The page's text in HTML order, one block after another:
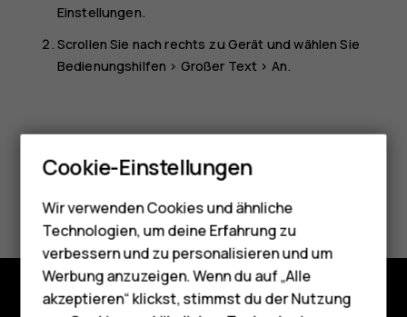
Smartphones
Feature Phones
Telefone für Senioren
Zubehör
HMD Terra M
Einstellungen.
Scrollen Sie nach rechts zu Gerät und wählen Sie
Bedienungshilfen > Großer Text > An.
Ja Nein
Cookie-Einstellungen
Wir verwenden Cookies und ähnliche
Technologien, um deine Erfahrung zu
verbessern und zu personalisieren und um
Werbung anzuzeigen. Wenn du auf „Alle
akzeptieren“ klickst, stimmst du der Nutzung